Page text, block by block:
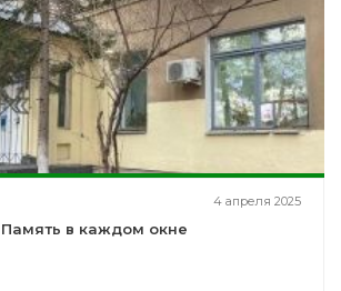
4 апреля 2025
в каждом окне